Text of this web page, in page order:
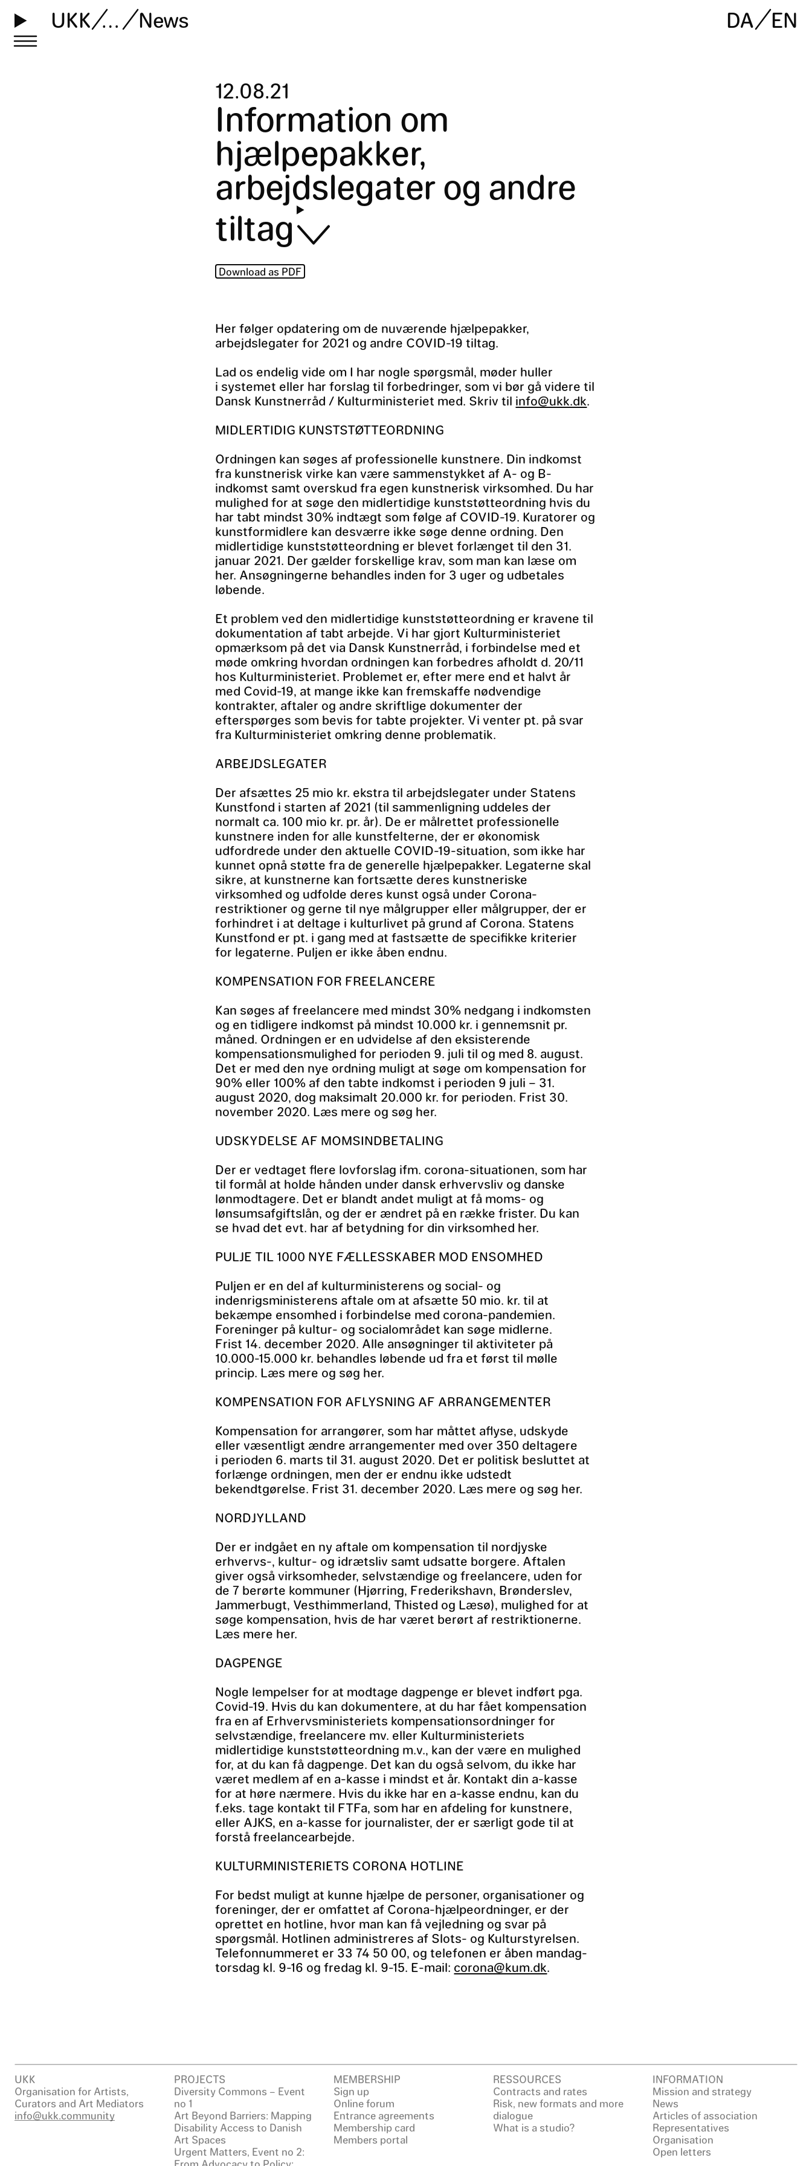
UKK … News DA EN
12.08.21
Information om
hjælpepakker,
arbejdslegater og andre
tiltag
Download as PDF
Her følger opdatering om de nuværende hjælpepakker,
arbejdslegater for 2021 og andre COVID-19 tiltag.
Lad os endelig vide om I har nogle spørgsmål, møder huller
i systemet eller har forslag til forbedringer, som vi bør gå videre til
Dansk Kunstnerråd / Kulturministeriet med. Skriv til info@ukk.dk.
MIDLERTIDIG KUNSTSTØTTEORDNING
Ordningen kan søges af professionelle kunstnere. Din indkomst
fra kunstnerisk virke kan være sammenstykket af A- og B-
indkomst samt overskud fra egen kunstnerisk virksomhed. Du har
mulighed for at søge den midlertidige kunststøtteordning hvis du
har tabt mindst 30% indtægt som følge af COVID-19. Kuratorer og
kunstformidlere kan desværre ikke søge denne ordning. Den
midlertidige kunststøtteordning er blevet forlænget til den 31.
januar 2021. Der gælder forskellige krav, som man kan læse om
her. Ansøgningerne behandles inden for 3 uger og udbetales
løbende.
Et problem ved den midlertidige kunststøtteordning er kravene til
dokumentation af tabt arbejde. Vi har gjort Kulturministeriet
opmærksom på det via Dansk Kunstnerråd, i forbindelse med et
møde omkring hvordan ordningen kan forbedres afholdt d. 20/11
hos Kulturministeriet. Problemet er, efter mere end et halvt år
med Covid-19, at mange ikke kan fremskaffe nødvendige
kontrakter, aftaler og andre skriftlige dokumenter der
efterspørges som bevis for tabte projekter. Vi venter pt. på svar
fra Kulturministeriet omkring denne problematik.
ARBEJDSLEGATER
Der afsættes 25 mio kr. ekstra til arbejdslegater under Statens
Kunstfond i starten af 2021 (til sammenligning uddeles der
normalt ca. 100 mio kr. pr. år). De er målrettet professionelle
kunstnere inden for alle kunstfelterne, der er økonomisk
udfordrede under den aktuelle COVID-19-situation, som ikke har
kunnet opnå støtte fra de generelle hjælpepakker. Legaterne skal
sikre, at kunstnerne kan fortsætte deres kunstneriske
virksomhed og udfolde deres kunst også under Corona-
restriktioner og gerne til nye målgrupper eller målgrupper, der er
forhindret i at deltage i kulturlivet på grund af Corona. Statens
Kunstfond er pt. i gang med at fastsætte de specifikke kriterier
for legaterne. Puljen er ikke åben endnu.
KOMPENSATION FOR FREELANCERE
Kan søges af freelancere med mindst 30% nedgang i indkomsten
og en tidligere indkomst på mindst 10.000 kr. i gennemsnit pr.
måned. Ordningen er en udvidelse af den eksisterende
kompensationsmulighed for perioden 9. juli til og med 8. august.
Det er med den nye ordning muligt at søge om kompensation for
90% eller 100% af den tabte indkomst i perioden 9 juli – 31.
august 2020, dog maksimalt 20.000 kr. for perioden. Frist 30.
november 2020. Læs mere og søg her.
UDSKYDELSE AF MOMSINDBETALING
Der er vedtaget flere lovforslag ifm. corona-situationen, som har
til formål at holde hånden under dansk erhvervsliv og danske
lønmodtagere. Det er blandt andet muligt at få moms- og
lønsumsafgiftslån, og der er ændret på en række frister. Du kan
se hvad det evt. har af betydning for din virksomhed her.
PULJE TIL 1000 NYE FÆLLESSKABER MOD ENSOMHED
Puljen er en del af kulturministerens og social- og
indenrigsministerens aftale om at afsætte 50 mio. kr. til at
bekæmpe ensomhed i forbindelse med corona-pandemien.
Foreninger på kultur- og socialområdet kan søge midlerne.
Frist 14. december 2020. Alle ansøgninger til aktiviteter på
10.000-15.000 kr. behandles løbende ud fra et først til mølle
princip. Læs mere og søg her.
KOMPENSATION FOR AFLYSNING AF ARRANGEMENTER
Kompensation for arrangører, som har måttet aflyse, udskyde
eller væsentligt ændre arrangementer med over 350 deltagere
i perioden 6. marts til 31. august 2020. Det er politisk besluttet at
forlænge ordningen, men der er endnu ikke udstedt
bekendtgørelse. Frist 31. december 2020. Læs mere og søg her.
NORDJYLLAND
Der er indgået en ny aftale om kompensation til nordjyske
erhvervs-, kultur- og idrætsliv samt udsatte borgere. Aftalen
giver også virksomheder, selvstændige og freelancere, uden for
de 7 berørte kommuner (Hjørring, Frederikshavn, Brønderslev,
Jammerbugt, Vesthimmerland, Thisted og Læsø), mulighed for at
søge kompensation, hvis de har været berørt af restriktionerne.
Læs mere her.
DAGPENGE
Nogle lempelser for at modtage dagpenge er blevet indført pga.
Covid-19. Hvis du kan dokumentere, at du har fået kompensation
fra en af Erhvervsministeriets kompensationsordninger for
selvstændige, freelancere mv. eller Kulturministeriets
midlertidige kunststøtteordning m.v., kan der være en mulighed
for, at du kan få dagpenge. Det kan du også selvom, du ikke har
været medlem af en a-kasse i mindst et år. Kontakt din a-kasse
for at høre nærmere. Hvis du ikke har en a-kasse endnu, kan du
f.eks. tage kontakt til FTFa, som har en afdeling for kunstnere,
eller AJKS, en a-kasse for journalister, der er særligt gode til at
forstå freelancearbejde.
KULTURMINISTERIETS CORONA HOTLINE
For bedst muligt at kunne hjælpe de personer, organisationer og
foreninger, der er omfattet af Corona-hjælpeordninger, er der
oprettet en hotline, hvor man kan få vejledning og svar på
spørgsmål. Hotlinen administreres af Slots- og Kulturstyrelsen.
Telefonnummeret er 33 74 50 00, og telefonen er åben mandag-
torsdag kl. 9-16 og fredag kl. 9-15. E-mail: corona@kum.dk.
UKK
Organisation for Artists,
Curators and Art Mediators
info@ukk.community
PROJECTS
Diversity Commons – Event
no 1
Art Beyond Barriers: Mapping
Disability Access to Danish
Art Spaces
Urgent Matters, Event no 2:
MEMBERSHIP
Sign up
Online forum
Entrance agreements
Membership card
Members portal
RESSOURCES
Contracts and rates
Risk, new formats and more
dialogue
What is a studio?
INFORMATION
Mission and strategy
News
Articles of association
Representatives
Organisation
Open letters